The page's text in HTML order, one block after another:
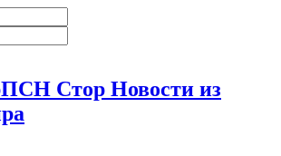
ПСН Стор Новости из